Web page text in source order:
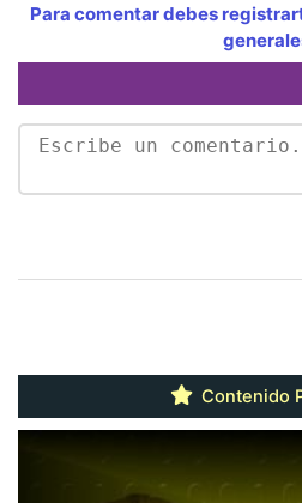
Para comentar debes
Contenido